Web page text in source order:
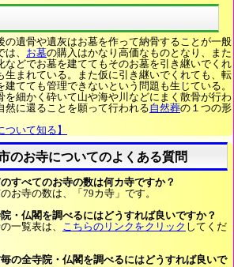
の遺骨や遺灰はお墓を作って納骨することが一般
、 お墓の購入はかなり高価なものとなり、また
などでお墓を建ててもそのお墓を引き継いでくれ
生まれている。また仮に引き継いでくれても、転
てても管理できないという問題も生じている。
を細かく砕いて山や海や川などにまく散骨が行わ
然に還ることを願って行われる自然葬の１つの形
いて知る】
のお寺についてのよくある質問
すべてのお寺の数は何カ寺ですか？
お寺の数は、「79カ寺」です。
・仏閣を調べるにはどうすれば良いですか？
一覧表は、 こちらのリンクをクリック してくだ
毎の全寺院・仏閣を調べるにはどうすれば良いで